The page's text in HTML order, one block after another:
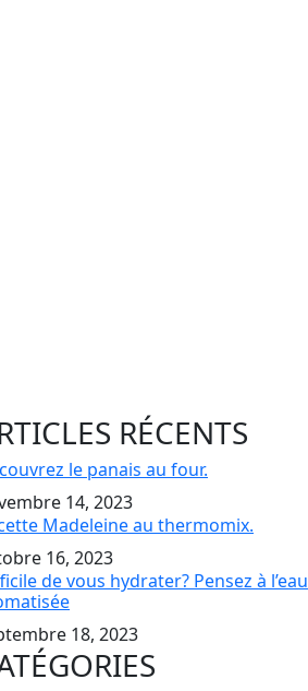
RÉCENTS
le panais au four.
14, 2023
Madeleine au thermomix.
16, 2023
de vous hydrater? Pensez à l’eau
18, 2023